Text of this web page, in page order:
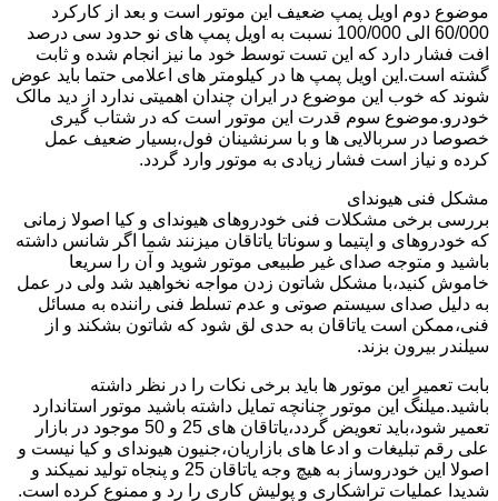
موضوع دوم اویل پمپ ضعیف این موتور است و بعد از کارکرد
60/000 الی 100/000 نسبت به اویل پمپ های نو حدود سی درصد
افت فشار دارد که این تست توسط خود ما نیز انجام شده و ثابت
گشته است.این اویل پمپ ها در کیلومتر های اعلامی حتما باید عوض
شوند که خوب این موضوع در ایران چندان اهمیتی ندارد از دید مالک
خودرو.موضوع سوم قدرت این موتور است که در شتاب گیری
خصوصا در سربالایی ها و با سرنشینان فول،بسیار ضعیف عمل
کرده و نیاز است فشار زیادی به موتور وارد گردد.
مشکل فنی هیوندای
بررسی برخی مشکلات فنی خودروهای هیوندای و کیا اصولا زمانی
که خودروهای و اپتیما و سوناتا یاتاقان میزنند شما اگر شانس داشته
باشید و متوجه صدای غیر طبیعی موتور شوید و آن را سریعا
خاموش کنید،با مشکل شاتون زدن مواجه نخواهید شد ولی در عمل
به دلیل صدای سیستم صوتی و عدم تسلط فنی راننده به مسائل
فنی،ممکن است یاتاقان به حدی لق شود که شاتون بشکند و از
سیلندر بیرون بزند.
بابت تعمیر این موتور ها باید برخی نکات را در نظر داشته
باشید.میلنگ این موتور چنانچه تمایل داشته باشید موتور استاندارد
تعمیر شود،باید تعویض گردد،یاتاقان های 25 و 50 موجود در بازار
علی رقم تبلیغات و ادعا های بازاریان،جنیون هیوندای و کیا نیست و
اصولا این خودروساز به هیچ وجه یاتاقان 25 و پنجاه تولید نمیکند و
شدیدا عملیات تراشکاری و پولیش کاری را رد و ممنوع کرده است.